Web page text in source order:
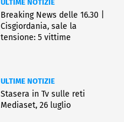
ULTIME NOTIZIE
Breaking News delle 16.30 |
Cisgiordania, sale la
tensione: 5 vittime
ULTIME NOTIZIE
Stasera in Tv sulle reti
Mediaset, 26 luglio